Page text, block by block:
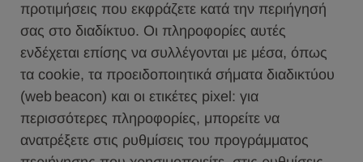
προτιμήσεις που εκφράζετε κατά την περιήγησή
σας στο διαδίκτυο. Οι πληροφορίες αυτές
ενδέχεται επίσης να συλλέγονται με μέσα, όπως
τα cookie, τα προειδοποιητικά σήματα διαδικτύου
(web beacon) και οι ετικέτες pixel: για
περισσότερες πληροφορίες, μπορείτε να
ανατρέξετε στις ρυθμίσεις του προγράμματος